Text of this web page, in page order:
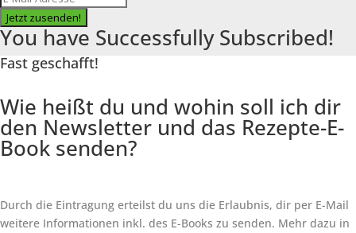
Jetzt zusenden!
You have Successfully Subscribed!
Fast geschafft!
Wie heißt du und wohin soll ich dir
den Newsletter und das Rezepte-E-
Book senden?
Durch die Eintragung erteilst du uns die Erlaubnis, dir per E-Mail
weitere Informationen inkl. des E-Books zu senden. Mehr dazu in